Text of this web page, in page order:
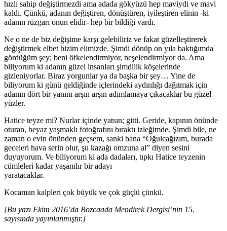
hızlı sahip değiştirmezdi ama adada gökyüzü hep maviydi ve mavi
kaldı. Çünkü, adanın değiştiren, dönüştüren, iyileştiren elinin -ki
adanın rüzgarı onun elidir- hep bir bildiği vardı.
Ne o ne de biz değişime karşı gelebiliriz ve fakat güzelleştirerek
değiştirmek elbet bizim elimizde. Şimdi dönüp on yıla baktığımda
gördüğüm şey; beni öfkelendirmiyor, neşelendirmiyor da. Ama
biliyorum ki adanın güzel insanları şimdilik köşelerinde
gizleniyorlar. Biraz yorgunlar ya da başka bir şey… Yine de
biliyorum ki günü geldiğinde içlerindeki aydınlığı dağıtmak için
adanın dört bir yanını arşın arşın adımlamaya çıkacaklar bu güzel
yüzler.
Hatice teyze mi? Nurlar içinde yatsın; gitti. Geride, kapının önünde
oturan, beyaz yaşmaklı fotoğrafını bıraktı izleğimde. Şimdi bile, ne
zaman o evin önünden geçsem, sanki bana “Oğulcağızım, burada
geceleri hava serin olur, şu kazağı omzuna al” diyen sesini
duyuyorum. Ve biliyorum ki ada dadaları, tıpkı Hatice teyzenin
cümleleri kadar yaşanılır bir adayı
yaratacaklar.
Kocaman kalpleri çok büyük ve çok güçlü çünkü.
[Bu yazı Ekim 2016’da Bozcaada Mendirek Dergisi’nin 15.
sayısında yayınlanmıştır.]